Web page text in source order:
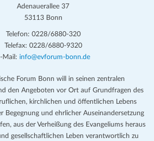
Adenauerallee 37
53113 Bonn
Telefon: 0228/6880-320
Telefax: 0228/6880-9320
Mail: info@evforum-bonn.de
Forum Bonn will in seinen zentralen
den Angeboten vor Ort auf Grundfragen des
kirchlichen und öffentlichen Lebens
Begegnung und ehrlicher Auseinandersetzung
aus der Verheißung des Evangeliums heraus
gesellschaftlichen Leben verantwortlich zu